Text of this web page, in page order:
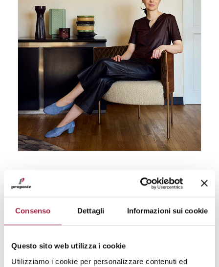
Consenso Dettagli Informazioni sui cookie
Questo sito web utilizza i cookie
Utilizziamo i cookie per personalizzare contenuti ed
The Fair